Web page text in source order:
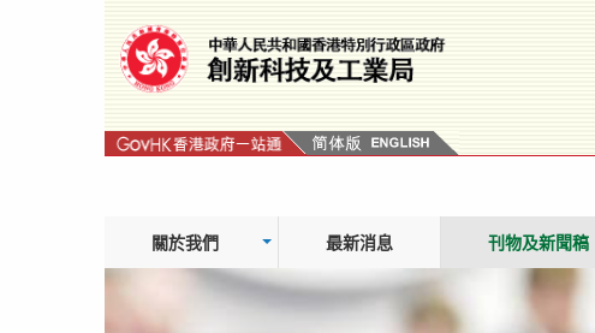
關於我們 最新消息 刊物及新聞稿